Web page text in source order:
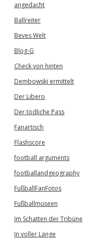
angedacht
Ballreiter
Beves Welt
Blog-G
Check von hinten
Dembowski ermittelt
Der Libero
Der tödliche Pass
Fanartisch
Flashscore
football arguments
footballandgeography
FußballFanFotos
Fußballmuseen
Im Schatten der Tribüne
In voller Länge